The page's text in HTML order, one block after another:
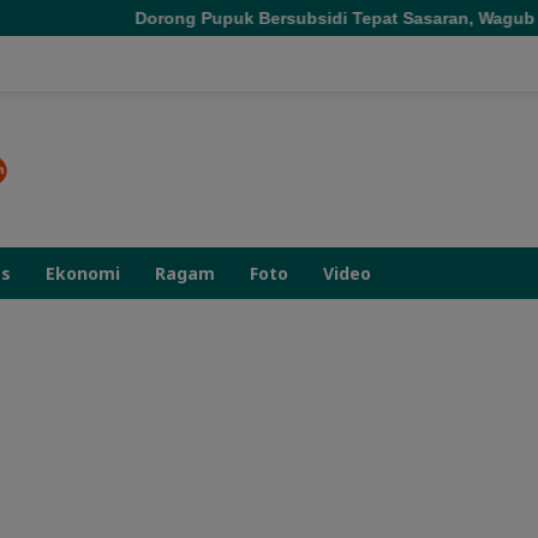
Pupuk Bersubsidi Tepat Sasaran, Wagub Malut Tekankan
Ekonomi Ragam Foto Video